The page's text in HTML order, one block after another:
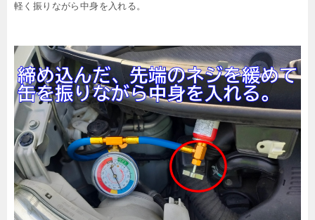
軽く振りながら中身を入れる。